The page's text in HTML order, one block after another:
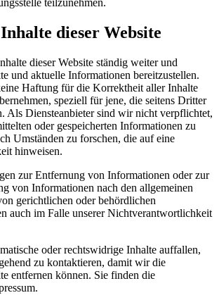
teilzunehmen.
dieser Website
dieser Website ständig weiter und
und aktuelle Informationen bereitzustellen.
Haftung für die Korrektheit aller Inhalte
speziell für jene, die seitens Dritter
Als Diensteanbieter sind wir nicht verpflichtet,
oder gespeicherten Informationen zu
Umständen zu forschen, die auf eine
hinweisen.
zur Entfernung von Informationen oder zur
von Informationen nach den allgemeinen
gerichtlichen oder behördlichen
auch im Falle unserer Nichtverantwortlichkeit
oder rechtswidrige Inhalte auffallen,
zu kontaktieren, damit wir die
entfernen können. Sie finden die